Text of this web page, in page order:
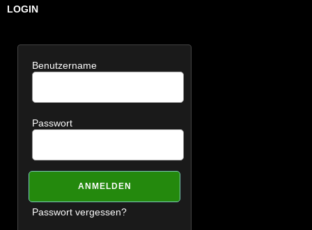
LOGIN
Benutzername
Passwort
Passwort vergessen?